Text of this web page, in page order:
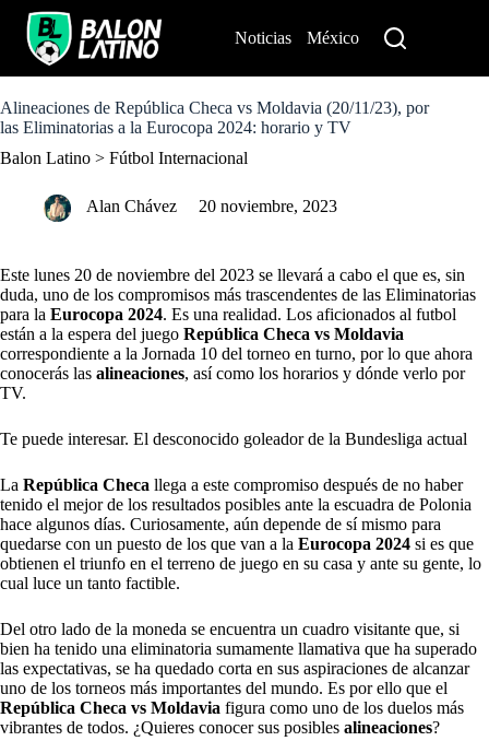
o
c
n
Noticias México
Alineaciones de República Checa vs Moldavia (20/11/23), por
las Eliminatorias a la Eurocopa 2024: horario y TV
Balon Latino > Fútbol Internacional
Alan Chávez 20 noviembre, 2023
Este lunes 20 de noviembre del 2023 se llevará a cabo el que es, sin
duda, uno de los compromisos más trascendentes de las Eliminatorias
para la Eurocopa 2024. Es una realidad. Los aficionados al futbol
están a la espera del juego República Checa vs Moldavia
correspondiente a la Jornada 10 del torneo en turno, por lo que ahora
conocerás las alineaciones, así como los horarios y dónde verlo por
TV.
Te puede interesar. El desconocido goleador de la Bundesliga actual
La República Checa llega a este compromiso después de no haber
tenido el mejor de los resultados posibles ante la escuadra de Polonia
hace algunos días. Curiosamente, aún depende de sí mismo para
quedarse con un puesto de los que van a la Eurocopa 2024 si es que
obtienen el triunfo en el terreno de juego en su casa y ante su gente, lo
cual luce un tanto factible.
Del otro lado de la moneda se encuentra un cuadro visitante que, si
bien ha tenido una eliminatoria sumamente llamativa que ha superado
las expectativas, se ha quedado corta en sus aspiraciones de alcanzar
uno de los torneos más importantes del mundo. Es por ello que el
República Checa vs Moldavia figura como uno de los duelos más
vibrantes de todos. ¿Quieres conocer sus posibles alineaciones?